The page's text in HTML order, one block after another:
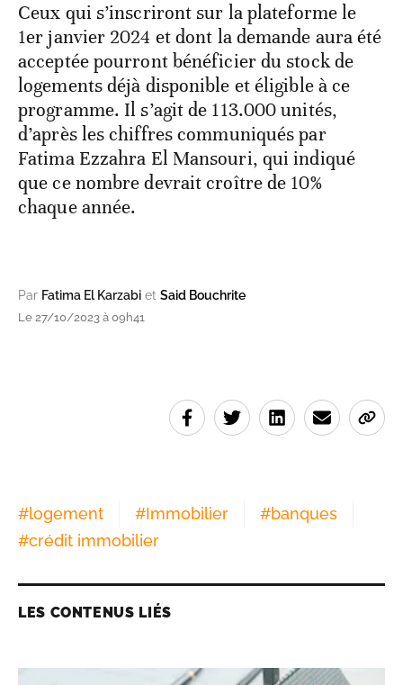
Ceux qui s’inscriront sur la plateforme le
1er janvier 2024 et dont la demande aura été
acceptée pourront bénéficier du stock de
logements déjà disponible et éligible à ce
programme. Il s’agit de 113.000 unités,
d’après les chiffres communiqués par
Fatima Ezzahra El Mansouri, qui indiqué
que ce nombre devrait croître de 10%
chaque année.
Par Fatima El Karzabi et Said Bouchrite
Le 27/10/2023 à 09h41
#logement #Immobilier #banques
#crédit immobilier
LES CONTENUS LIÉS